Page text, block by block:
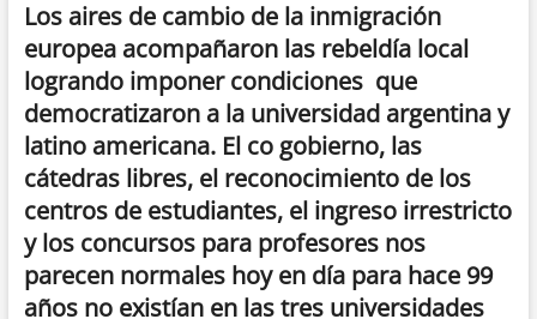
Los aires de cambio de la inmigración
europea acompañaron las rebeldía local
logrando imponer condiciones que
democratizaron a la universidad argentina y
latino americana. El co gobierno, las
cátedras libres, el reconocimiento de los
centros de estudiantes, el ingreso irrestricto
y los concursos para profesores nos
parecen normales hoy en día para hace 99
años no existían en las tres universidades